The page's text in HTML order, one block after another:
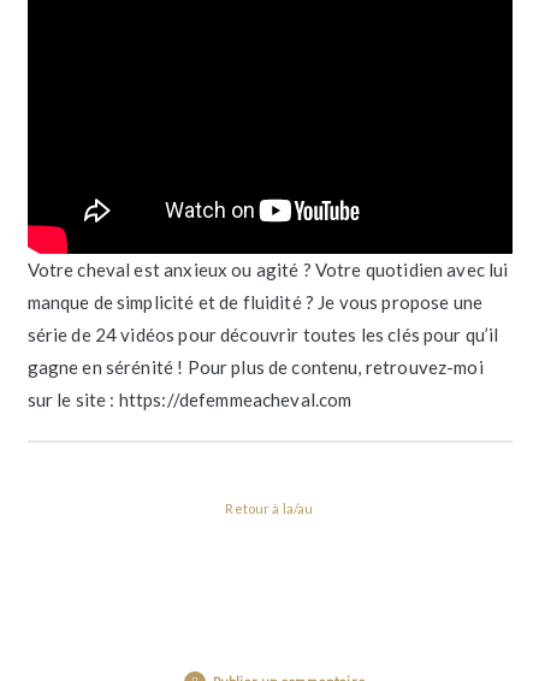
Votre cheval est anxieux ou agité ? Votre quotidien avec lui
manque de simplicité et de fluidité ? Je vous propose une
série de 24 vidéos pour découvrir toutes les clés pour qu’il
gagne en sérénité ! Pour plus de contenu, retrouvez-moi
sur le site : https://defemmeacheval.com
Retour à la/au